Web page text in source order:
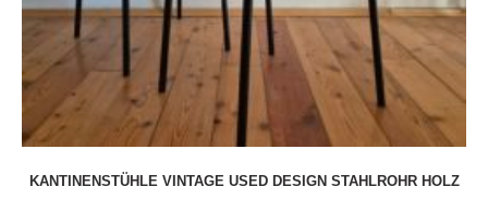
KANTINENSTÜHLE VINTAGE USED DESIGN STAHLROHR HOLZ